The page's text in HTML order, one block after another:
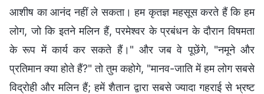
आशीष का आनंद नहीं ले सकता। हम कृतज्ञ महसूस करते हैं कि हम
लोग, जो कि इतने मलिन हैं, परमेश्वर के प्रबंधन के दौरान विषमता
के रूप में कार्य कर सकते हैं।" और जब वे पूछेंगे, "नमूने और
प्रतिमान क्या होते हैं?" तो तुम कहोगे, "मानव-जाति में हम लोग सबसे
विद्रोही और मलिन हैं; हमें शैतान द्वारा सबसे ज्यादा गहराई से भ्रष्ट